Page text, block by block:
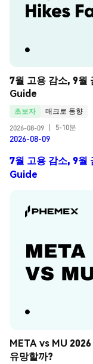
7월 고용 감소, 9월
Guide
초보자
매크로 동향
2026-08-09
5-10분
2026-08-09
7월 고용 감소, 9월
Guide
META vs MU
유망할까?